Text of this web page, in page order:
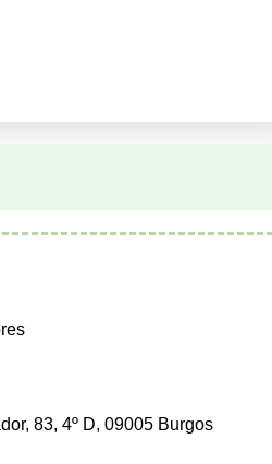
83, 4º D, 09005 Burgos